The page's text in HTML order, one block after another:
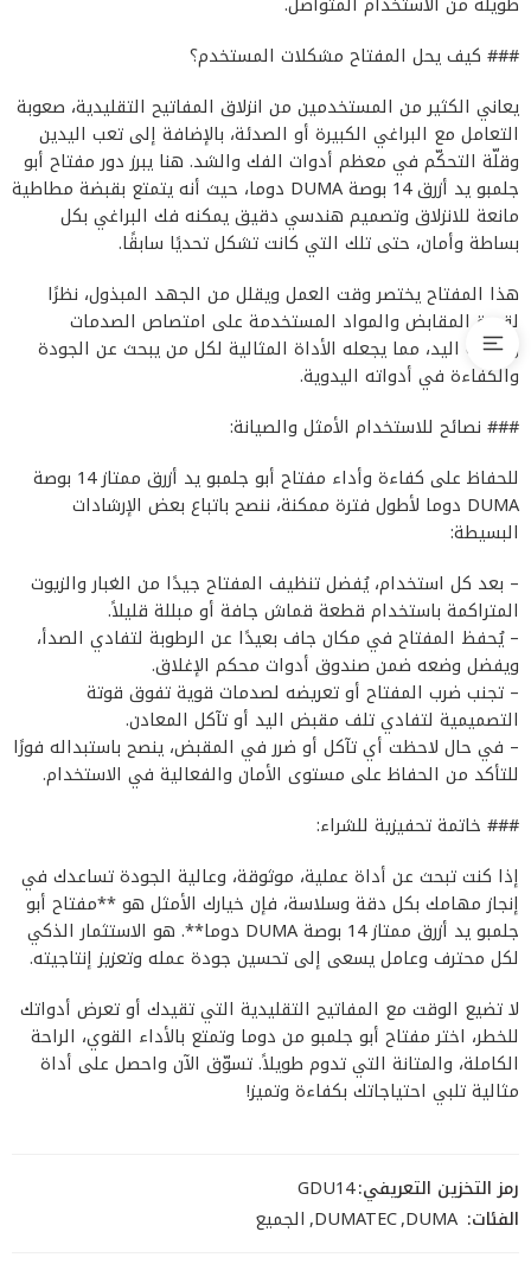
### كيف يحل المفتاح مشكلات المستخدم؟
يعاني الكثير من المستخدمين من انزلاق المفاتيح التقليدية، صعوبة
التعامل مع البراغي الكبيرة أو الصدئة، بالإضافة إلى تعب اليدين
وقلّة التحكّم في معظم أدوات الفك والشد. هنا يبرز دور مفتاح أبو
جلمبو يد أزرق 14 بوصة DUMA دوما، حيث أنه يتمتع بقبضة مطاطية
مانعة للانزلاق وتصميم هندسي دقيق يمكنه فك البراغي بكل
بساطة وأمان، حتى تلك التي كانت تشكل تحديًا سابقًا.
هذا المفتاح يختصر وقت العمل ويقلل من الجهد المبذول، نظرًا
لقدرة المقابض والمواد المستخدمة على امتصاص الصدمات
وحماية اليد، مما يجعله الأداة المثالية لكل من يبحث عن الجودة
والكفاءة في أدواته اليدوية.
### نصائح للاستخدام الأمثل والصيانة:
للحفاظ على كفاءة وأداء مفتاح أبو جلمبو يد أزرق ممتاز 14 بوصة
DUMA دوما لأطول فترة ممكنة، ننصح باتباع بعض الإرشادات
البسيطة:
– بعد كل استخدام، يُفضل تنظيف المفتاح جيدًا من الغبار والزيوت
المتراكمة باستخدام قطعة قماش جافة أو مبللة قليلاً.
– يُحفظ المفتاح في مكان جاف بعيدًا عن الرطوبة لتفادي الصدأ،
ويفضل وضعه ضمن صندوق أدوات محكم الإغلاق.
– تجنب ضرب المفتاح أو تعريضه لصدمات قوية تفوق قوتة
التصميمية لتفادي تلف مقبض اليد أو تآكل المعادن.
– في حال لاحظت أي تآكل أو ضرر في المقبض، ينصح باستبداله فورًا
للتأكد من الحفاظ على مستوى الأمان والفعالية في الاستخدام.
### خاتمة تحفيزية للشراء:
إذا كنت تبحث عن أداة عملية، موثوقة، وعالية الجودة تساعدك في
إنجاز مهامك بكل دقة وسلاسة، فإن خيارك الأمثل هو **مفتاح أبو
جلمبو يد أزرق ممتاز 14 بوصة DUMA دوما**. هو الاستثمار الذكي
لكل محترف وعامل يسعى إلى تحسين جودة عمله وتعزيز إنتاجيته.
لا تضيع الوقت مع المفاتيح التقليدية التي تقيدك أو تعرض أدواتك
للخطر، اختر مفتاح أبو جلمبو من دوما وتمتع بالأداء القوي، الراحة
الكاملة، والمتانة التي تدوم طويلاً. تسوّق الآن واحصل على أداة
مثالية تلبي احتياجاتك بكفاءة وتميز!
رمز التخزين التعريفي:GDU14
الفئات: DUMA
,
DUMATEC
,الجميع